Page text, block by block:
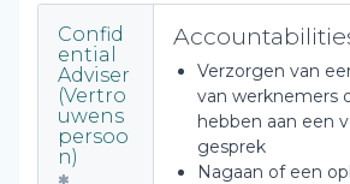
Confid
ential
Adviser
(Vertro
uwens
persoo
n)
Verzorgen van
van werknemers
hebben aan een
gesprek
Nagaan of een